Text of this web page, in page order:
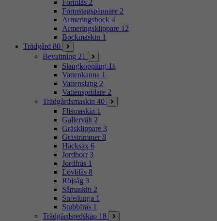
Formlås 2
Formstagspännare 2
Armeringsbock 4
Armeringsklippare 12
Bockmaskin 1
Trädgård 80
Bevattning 21
Slangkoppling 11
Vattenkanna 1
Vattenslang 2
Vattenspridare 2
Trädgårdsmaskin 40
Flismaskin 1
Gallervält 2
Gräsklippare 3
Grästrimmer 8
Häcksax 6
Jordborr 3
Jordfräs 1
Lövblås 8
Röjsåg 3
Såmaskin 2
Snöslunga 1
Stubbfräs 1
Trädgårdsredskap 18